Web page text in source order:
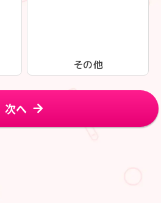
その他
次へ